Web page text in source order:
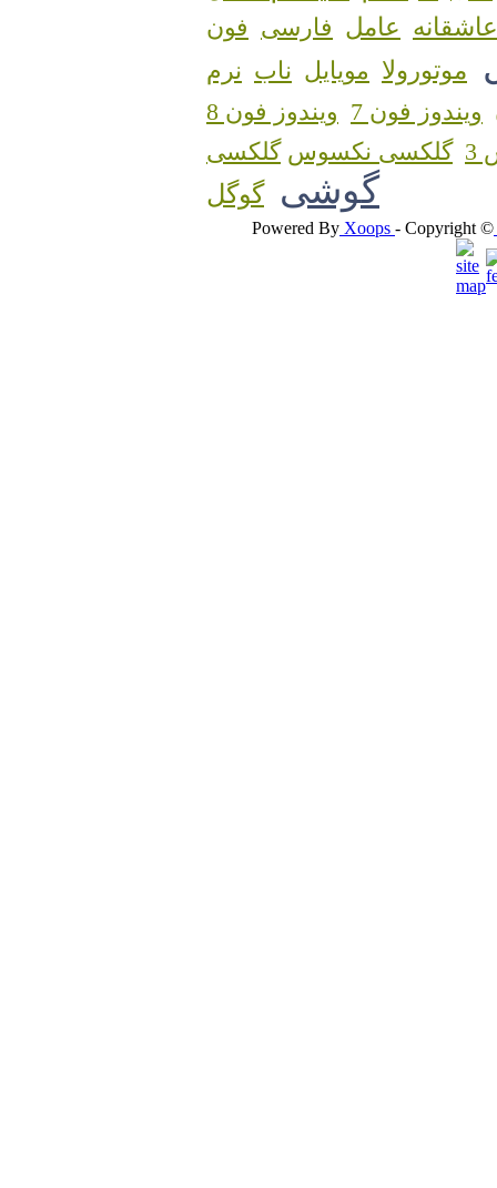
عاشقانه عامل فارسی فون
موتورولا مویایل ناب نرم
ویندوز فون 7
ویندوز فون 8
گلکسی نکسوس
گوشی گوگل
Powered By Xoops - Copyright ©